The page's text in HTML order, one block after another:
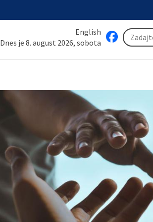
English
Dnes je 8. august 2026, sobota